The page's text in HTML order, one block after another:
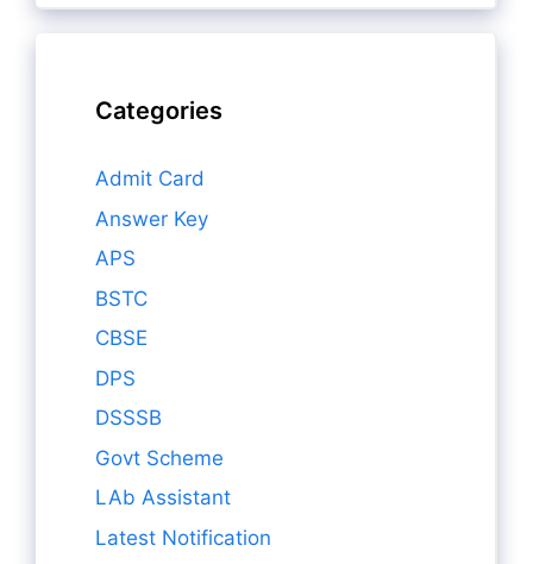
Categories
Admit Card
Answer Key
APS
BSTC
CBSE
DPS
DSSSB
Govt Scheme
LAb Assistant
Latest Notification